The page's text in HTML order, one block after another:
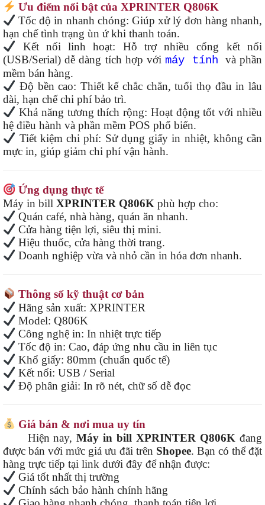
Ưu điểm nổi bật của XPRINTER Q806K
Tốc độ in nhanh chóng: Giúp xử lý đơn hàng nhanh,
hạn chế tình trạng ùn ứ khi thanh toán.
Kết nối linh hoạt: Hỗ trợ nhiều cổng kết nối
(USB/Serial) dễ dàng tích hợp với máy tính
và phần
mềm bán hàng.
Độ bền cao: Thiết kế chắc chắn, tuổi thọ đầu in lâu
dài, hạn chế chi phí bảo trì.
Khả năng tương thích rộng: Hoạt động tốt với nhiều
hệ điều hành và phần mềm POS phổ biến.
Tiết kiệm chi phí: Sử dụng giấy in nhiệt, không cần
mực in, giúp giảm chi phí vận hành.
Ứng dụng thực tế
Máy in bill XPRINTER Q806K phù hợp cho:
Quán café, nhà hàng, quán ăn nhanh.
Cửa hàng tiện lợi, siêu thị mini.
Hiệu thuốc, cửa hàng thời trang.
Doanh nghiệp vừa và nhỏ cần in hóa đơn nhanh.
Thông số kỹ thuật cơ bản
Hãng sản xuất: XPRINTER
Model: Q806K
Công nghệ in: In nhiệt trực tiếp
Tốc độ in: Cao, đáp ứng nhu cầu in liên tục
Khổ giấy: 80mm (chuẩn quốc tế)
Kết nối: USB / Serial
Độ phân giải: In rõ nét, chữ số dễ đọc
Giá bán & nơi mua uy tín
Hiện nay,Máy in bill XPRINTER Q806K đang
được bán với mức giá ưu đãi trên Shopee. Bạn có thể đặt
hàng trực tiếp tại link dưới đây để nhận được:
Giá tốt nhất thị trường
Chính sách bảo hành chính hãng